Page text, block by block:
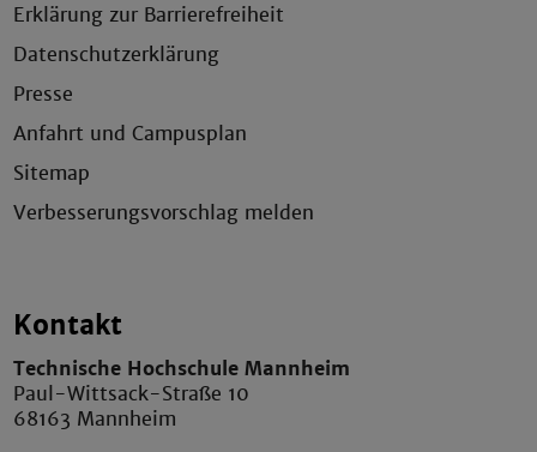
Erklärung zur Barrierefreiheit
Datenschutzerklärung
Presse
Anfahrt und Campusplan
Sitemap
Verbesserungsvorschlag melden
Kontakt
Technische Hochschule Mannheim
Paul-Wittsack-Straße 10
68163 Mannheim